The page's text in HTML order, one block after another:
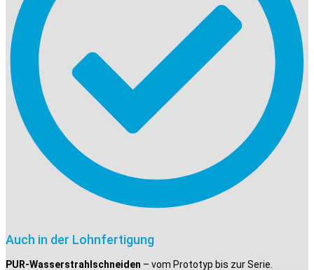
Auch in der Lohnfertigung
PUR-Wasserstrahlschneiden – vom Prototyp bis zur Serie.